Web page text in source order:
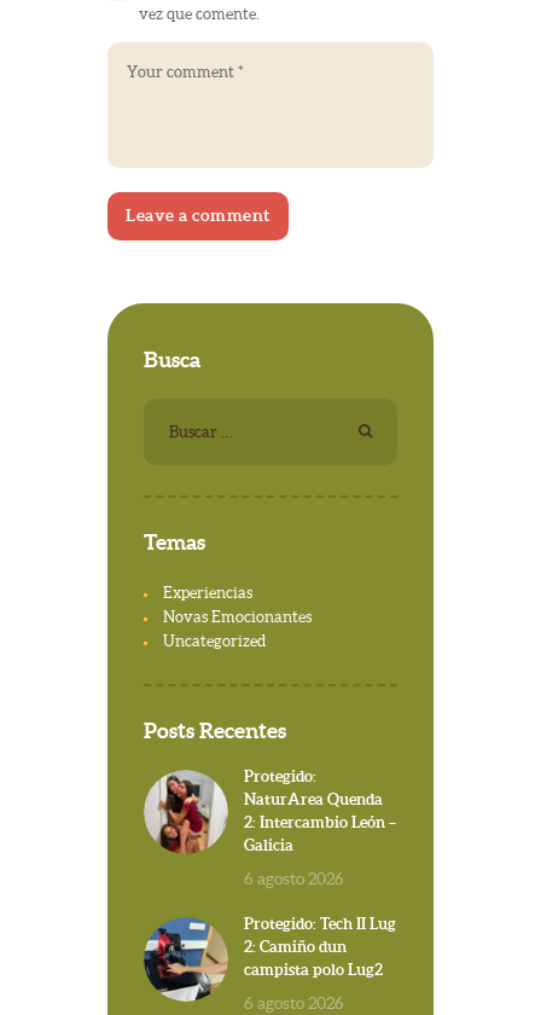
vez que comente.
Busca
Temas
Experiencias
Novas Emocionantes
Uncategorized
Posts Recentes
Protegido:
NaturArea Quenda
2: Intercambio León –
Galicia
6 agosto 2026
Protegido: Tech II Lug
2: Camiño dun
campista polo Lug2
6 agosto 2026